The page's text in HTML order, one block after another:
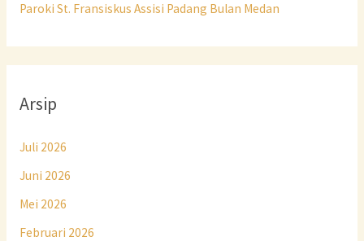
Paroki St. Fransiskus Assisi Padang Bulan Medan
Arsip
Juli 2026
Juni 2026
Mei 2026
Februari 2026